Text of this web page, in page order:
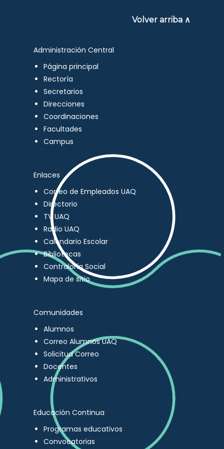
Volver arriba ∧
Administración Central
Página principal
Rectoría
Secretarios
Direcciones
Coordinaciones
Facultades
Campus
Enlaces
Correo de Empleados UAQ
Directorio
TV UAQ
Radio UAQ
Calendario Escolar
Bibliotecas
Contraloría Social
Mapa de sitio
Comunidades
Alumnos
Correo Alumnos UAQ
Solicitud Correo
Docentes
Administrativos
Educación Continua
Programas educativos
Convocatorias